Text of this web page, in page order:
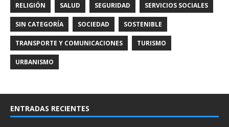
RELIGIÓN SALUD SEGURIDAD SERVICIOS SOCIALES
SIN CATEGORÍA SOCIEDAD SOSTENIBLE
TRANSPORTE Y COMUNICACIONES TURISMO
URBANISMO
ENTRADAS RECIENTES